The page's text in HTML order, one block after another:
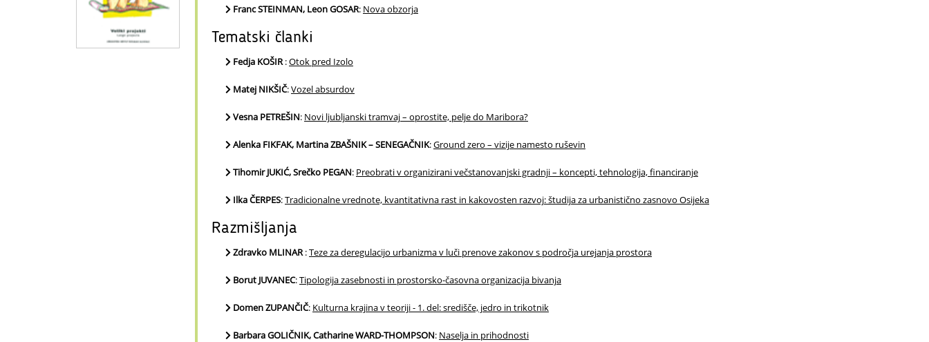
Franc STEINMAN, Leon GOSAR: Nova obzorja
Tematski članki
Fedja KOŠIR:Otok pred Izolo
Matej NIKŠIČ:Vozel absurdov
Vesna PETREŠIN: Novi ljubljanski tramvaj – oprostite, pelje do Maribora?
Alenka FIKFAK, Martina ZBAŠNIK – SENEGAČNIK:Ground zero – vizije namesto ruševin
Tihomir JUKIĆ, Srečko PEGAN: Preobrati v organizirani večstanovanjski gradnji – koncepti, tehnologija, financiranje
Ilka ČERPES:Tradicionalne vrednote, kvantitativna rast in kakovosten razvoj: študija za urbanistično zasnovo Osijeka
Razmišljanja
Zdravko MLINAR:Teze za deregulacijo urbanizma v luči prenove zakonov s področja urejanja prostora
Borut JUVANEC:Tipologija zasebnosti in prostorsko-časovna organizacija bivanja
Domen ZUPANČIČ: Kulturna krajina v teoriji - 1. del: središče, jedro in trikotnik
Barbara GOLIČNIK, Catharine WARD-THOMPSON: Naselja in prihodnosti